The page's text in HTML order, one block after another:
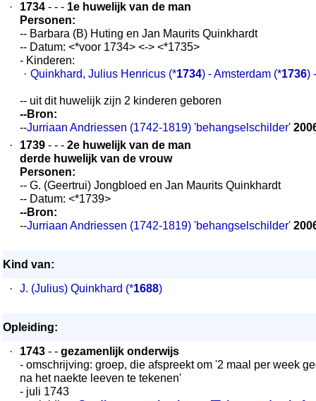
·
1734 - - - 1e huwelijk van de man
Personen:
-- Barbara (B) Huting en Jan Maurits Quinkhardt
-- Datum: <*voor 1734> <-> <*1735>
- Kinderen:
· Quinkhard, Julius Henricus (*1734) - Amsterdam (*1736)
-- uit dit huwelijk zijn 2 kinderen geboren
--Bron:
--Jurriaan Andriessen (1742-1819) 'behangselschilder'
·
1739 - - - 2e huwelijk van de man
derde huwelijk van de vrouw
Personen:
-- G. (Geertrui) Jongbloed en Jan Maurits Quinkhardt
-- Datum: <*1739>
--Bron:
--Jurriaan Andriessen (1742-1819) 'behangselschilder'
Kind van:
·
J. (Julius) Quinkhard (*1688)
Opleiding:
·
1743 - - gezamenlijk onderwijs
- omschrijving: groep, die afspreekt om '2 maal per week
na het naekte leeven te tekenen'
- juli 1743